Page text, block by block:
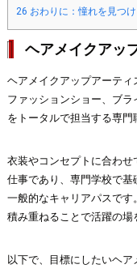
26 おわりに：憧れを見つ
ヘアメイクアッ
ヘアメイクアップアーテ
ファッションショー、ブ
をトータルで担当する専門
衣装やコンセプトに合わ
仕事であり、専門学校で
一般的なキャリアパスで
積み重ねることで活躍の場
以下で、目標にしたいヘ